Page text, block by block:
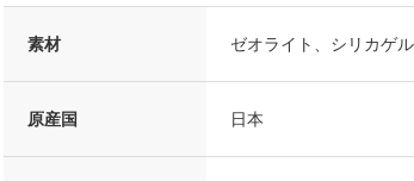
素材 ゼオライト、シリカゲル
原産国 日本